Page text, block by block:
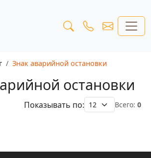
Знак аварийной остановки
остановки
Показывать по: Всего: 0